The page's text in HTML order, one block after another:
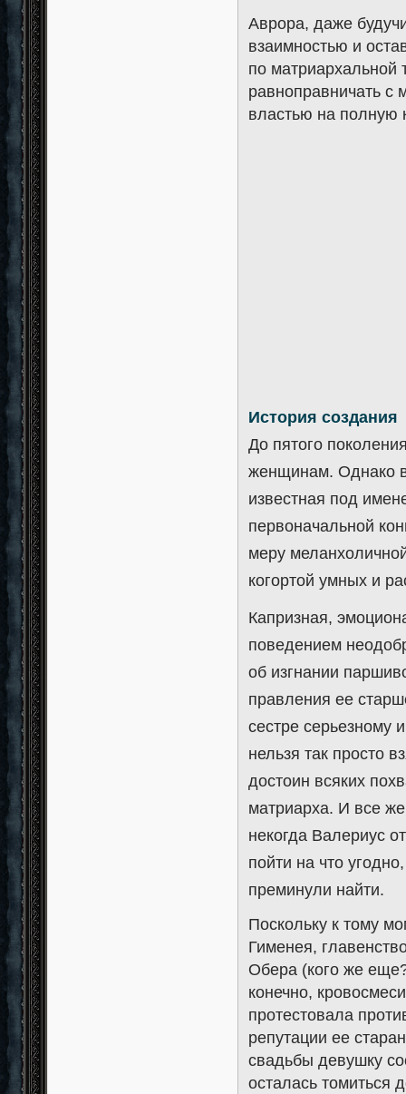
Аврора, даже
взаимностью и
по матриархальной
равноправничать
властью на полную
История создания
До пятого
женщинам. Однако
известная под
первоначальной
меру
когортой умных и
Капризная,
поведением
об изгнании
правления ее
сестре серьезному
нельзя так просто
достоин всяких
матриарха. И все
некогда Валериус
пойти на что
преминули найти.
Поскольку к тому
Гименея,
Обера (кого же
конечно,
протестовала
репутации ее
свадьбы девушку
осталась томиться